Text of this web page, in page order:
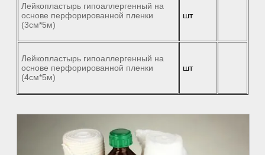
Лейкопластырь гипоаллергенный на
основе перфорированной пленки
(3см*5м)
шт
Лейкопластырь гипоаллергенный на
основе перфорированной пленки
(4см*5м)
шт